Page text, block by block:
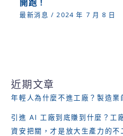
最新消息 /2024 年 7 月 8 日
近期文章
年輕人為什麼不進工廠？製造業
引進 AI 工廠到底賺到什麼？工
資安把關，才是放大生產力的不